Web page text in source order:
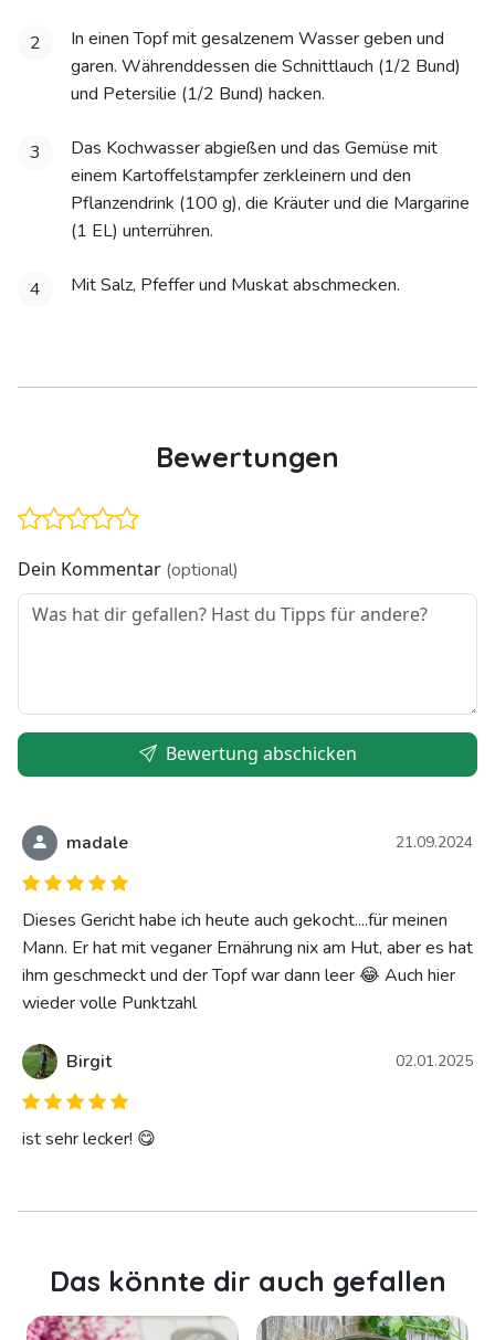
2
In einen Topf mit gesalzenem Wasser geben und
garen. Währenddessen die Schnittlauch (1/2 Bund)
und Petersilie (1/2 Bund) hacken.
3
Das Kochwasser abgießen und das Gemüse mit
einem Kartoffelstampfer zerkleinern und den
Pflanzendrink (100 g), die Kräuter und die Margarine
(1 EL) unterrühren.
4 Mit Salz, Pfeffer und Muskat abschmecken.
Bewertungen
Dein Kommentar (optional)
Bewertung abschicken
madale 21.09.2024
Dieses Gericht habe ich heute auch gekocht....für meinen
Mann. Er hat mit veganer Ernährung nix am Hut, aber es hat
ihm geschmeckt und der Topf war dann leer 😂 Auch hier
wieder volle Punktzahl
Birgit 02.01.2025
ist sehr lecker! 😋
Das könnte dir auch gefallen